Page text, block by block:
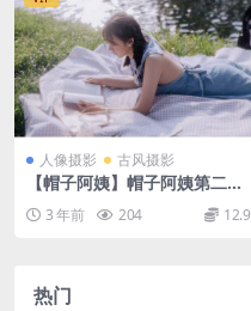
人像摄影 古风摄影
【帽子阿姨】帽子阿姨第二期
3 年前 204 12.9
热门